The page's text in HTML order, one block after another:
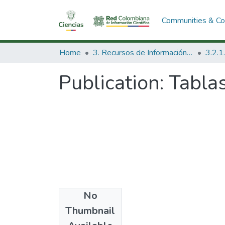
Communities &
Home 3. Recursos de Información Científica y Tecnológica
Publication:
No
Thumbnail
1983